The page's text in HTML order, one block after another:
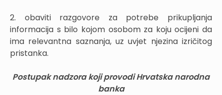
2. obaviti razgovore za potrebe prikupljanja
informacija s bilo kojom osobom za koju ocijeni da
ima relevantna saznanja, uz uvjet njezina izričitog
pristanka.
Postupak nadzora koji provodi Hrvatska narodna
banka